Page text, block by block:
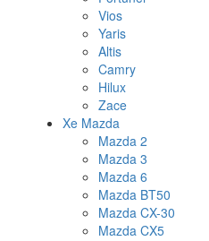
Vios
Yaris
Altis
Camry
Hilux
Zace
Xe Mazda
Mazda 2
Mazda 3
Mazda 6
Mazda BT50
Mazda CX-30
Mazda CX5